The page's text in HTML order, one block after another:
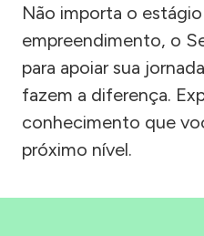
Não importa o
empreendimento, o
para apoiar sua
fazem a diferença.
conhecimento que
próximo nível.